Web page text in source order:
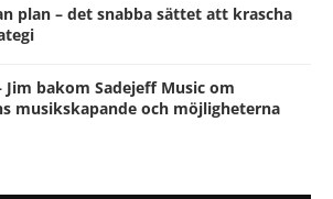
plan – det snabba sättet att krascha
Jim bakom Sadejeff Music om
musikskapande och möjligheterna